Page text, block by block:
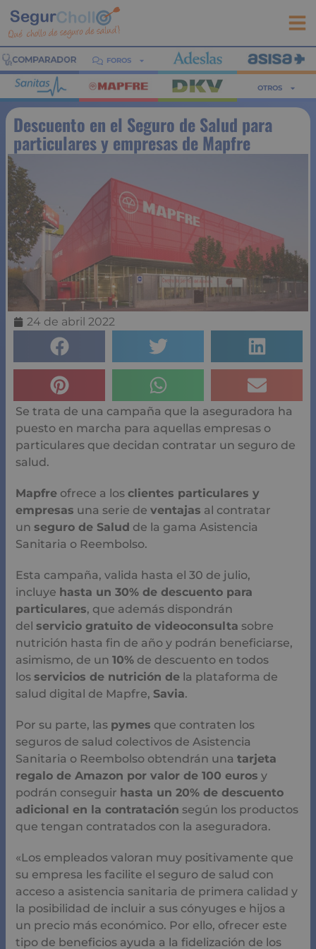
FOROS
OTROS
Descuento en el Seguro de Salud para
particulares y empresas de Mapfre
24 de abril 2022
Se trata de una campaña que la aseguradora ha
puesto en marcha para aquellas empresas o
particulares que decidan contratar un seguro de
salud.
Mapfre ofrece a los clientes particulares y
empresas una serie de ventajas al contratar
un seguro de Salud de la gama Asistencia
Sanitaria o Reembolso.
Esta campaña, valida hasta el 30 de julio,
incluye hasta un 30% de descuento para
particulares, que además dispondrán
del servicio gratuito de videoconsulta sobre
nutrición hasta fin de año y podrán beneficiarse,
asimismo, de un 10% de descuento en todos
los servicios de nutrición de la plataforma de
salud digital de Mapfre, Savia.
Por su parte, las pymes que contraten los
seguros de salud colectivos de Asistencia
Sanitaria o Reembolso obtendrán una tarjeta
regalo de Amazon por valor de 100 euros y
podrán conseguir hasta un 20% de descuento
adicional en la contratación según los productos
que tengan contratados con la aseguradora.
«Los empleados valoran muy positivamente que
su empresa les facilite el seguro de salud con
acceso a asistencia sanitaria de primera calidad y
la posibilidad de incluir a sus cónyuges e hijos a
un precio más económico. Por ello, ofrecer este
tipo de beneficios ayuda a la fidelización de los